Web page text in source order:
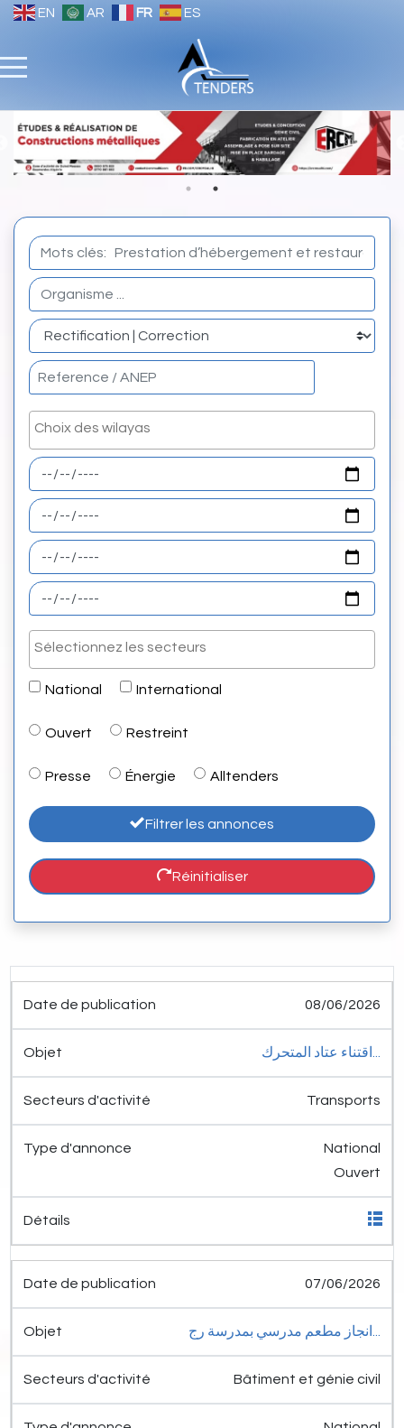
EN AR FR ES
National International
Ouvert Restreint
Presse Énergie Alltenders
Filtrer les annonces
Réinitialiser
Date de
publication
Objet
d'activité
d'annonce
08/06/2026
اقتناء عتاد المتحرك...
Transports
National
Ouvert
07/06/2026
انجاز مطعم مدرسي بمدرسة رج...
Bâtiment et génie civil